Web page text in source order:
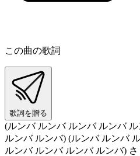
この曲の歌詞
歌詞を贈る
(ルンバ ルンバ ルンバ ルンバ
ルンバ ルンバ) (ルンバ ルンバ
ルンバ ルンバ ルンバ ルンバ)